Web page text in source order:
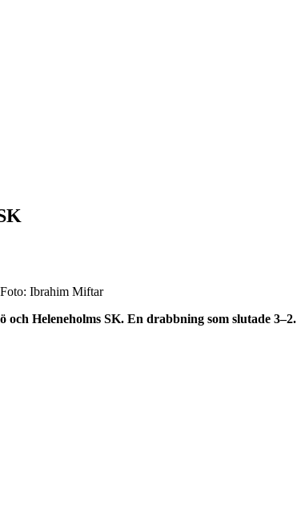
Ibrahim Miftar
Heleneholms SK. En drabbning som slutade 3–2.